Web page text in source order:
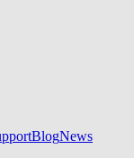
BlogNews